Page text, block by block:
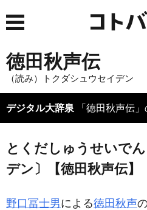
徳田秋声伝
（読み）トクダシュウセイデン
デジタル大辞泉 「徳田秋声伝
とくだしゅうせいで
デン〕【徳田秋声伝】
野口冨士男による徳田秋声